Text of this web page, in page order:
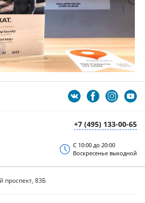
+7 (495) 133-00-65
С 10:00 до 20:00
Воскресенье выходной
проспект, 83Б